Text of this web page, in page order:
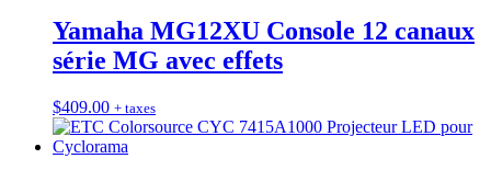
Yamaha MG12XU Console 12 canaux
série MG avec effets
$409.00 + taxes